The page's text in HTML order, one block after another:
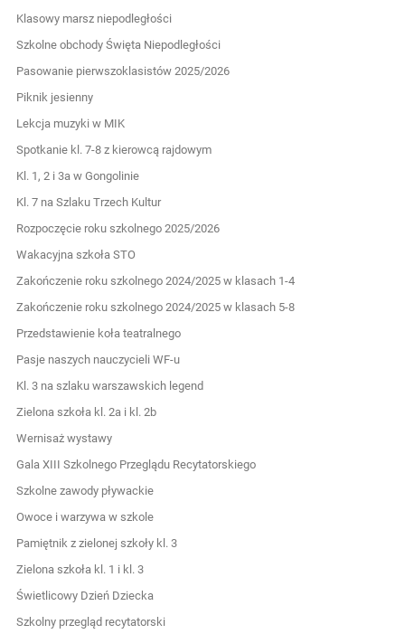
Klasowy marsz niepodległości
Szkolne obchody Święta Niepodległości
Pasowanie pierwszoklasistów 2025/2026
Piknik jesienny
Lekcja muzyki w MIK
Spotkanie kl. 7-8 z kierowcą rajdowym
Kl. 1, 2 i 3a w Gongolinie
Kl. 7 na Szlaku Trzech Kultur
Rozpoczęcie roku szkolnego 2025/2026
Wakacyjna szkoła STO
Zakończenie roku szkolnego 2024/2025 w klasach 1-4
Zakończenie roku szkolnego 2024/2025 w klasach 5-8
Przedstawienie koła teatralnego
Pasje naszych nauczycieli WF-u
Kl. 3 na szlaku warszawskich legend
Zielona szkoła kl. 2a i kl. 2b
Wernisaż wystawy
Gala XIII Szkolnego Przeglądu Recytatorskiego
Szkolne zawody pływackie
Owoce i warzywa w szkole
Pamiętnik z zielonej szkoły kl. 3
Zielona szkoła kl. 1 i kl. 3
Świetlicowy Dzień Dziecka
Szkolny przegląd recytatorski